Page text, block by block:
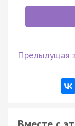
Предыдущая